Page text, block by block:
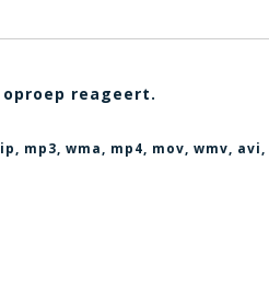
reageert.
mp3, wma, mp4, mov, wmv, avi